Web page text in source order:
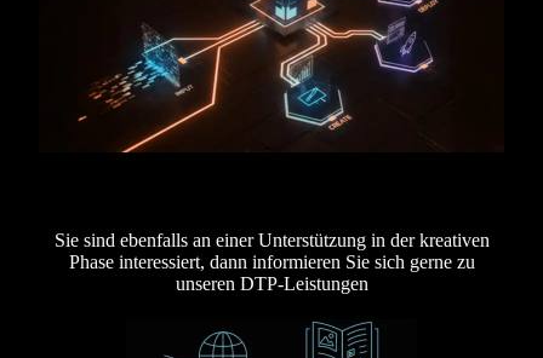
Sie sind ebenfalls an einer Unterstützung in der kreativen
Phase interessiert, dann informieren Sie sich gerne zu
unseren DTP-Leistungen